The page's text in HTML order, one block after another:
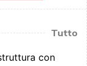
Tutto
con